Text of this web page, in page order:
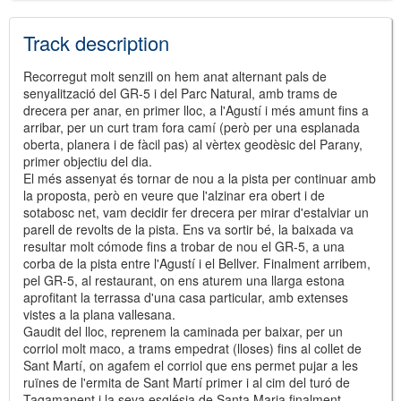
Track description
Recorregut molt senzill on hem anat alternant pals de
senyalització del GR-5 i del Parc Natural, amb trams de
drecera per anar, en primer lloc, a l'Agustí i més amunt fins a
arribar, per un curt tram fora camí (però per una esplanada
oberta, planera i de fàcil pas) al vèrtex geodèsic del Parany,
primer objectiu del dia.
El més assenyat és tornar de nou a la pista per continuar amb
la proposta, però en veure que l'alzinar era obert i de
sotabosc net, vam decidir fer drecera per mirar d'estalviar un
parell de revolts de la pista. Ens va sortir bé, la baixada va
resultar molt cómode fins a trobar de nou el GR-5, a una
corba de la pista entre l'Agustí i el Bellver. Finalment arribem,
pel GR-5, al restaurant, on ens aturem una llarga estona
aprofitant la terrassa d'una casa particular, amb extenses
vistes a la plana vallesana.
Gaudit del lloc, reprenem la caminada per baixar, per un
corriol molt maco, a trams empedrat (lloses) fins al collet de
Sant Martí, on agafem el corriol que ens permet pujar a les
ruïnes de l'ermita de Sant Martí primer i al cim del turó de